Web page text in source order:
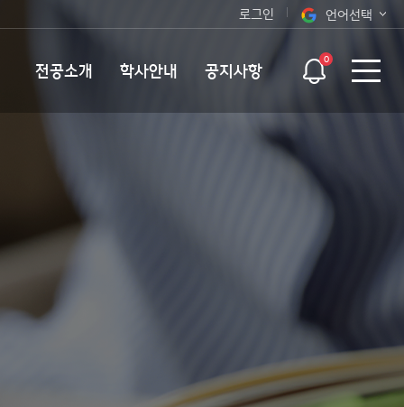
오늘 하루 보지 않기
로그인 언어선택
ENG
전공소개 학사안내 공지사항
0